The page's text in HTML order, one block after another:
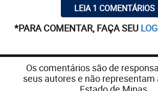
LEIA 1 COMENTÁRIOS
*PARA COMENTAR, FAÇA SEU
Os comentários são de
seus autores e não representam